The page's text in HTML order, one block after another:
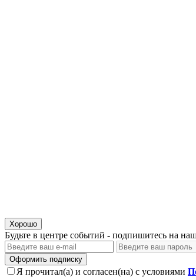
Хорошо
Будьте в центре событий - подпишитесь на
Оформить подписку
Я прочитал(а) и согласен(на) с условиями